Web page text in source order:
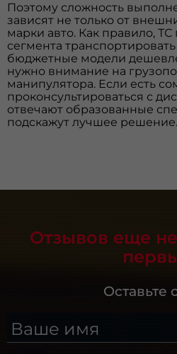
Поэтому сложность
зависят не только от
марки авто. Как правило,
сегмента
бюджетные модели
нужно внимание на
манипулятора. Если есть
проконсультироваться с
отвечают образованные
подскажут лучшее решение.
Отзывов еще
Оставьте
Ваше имя